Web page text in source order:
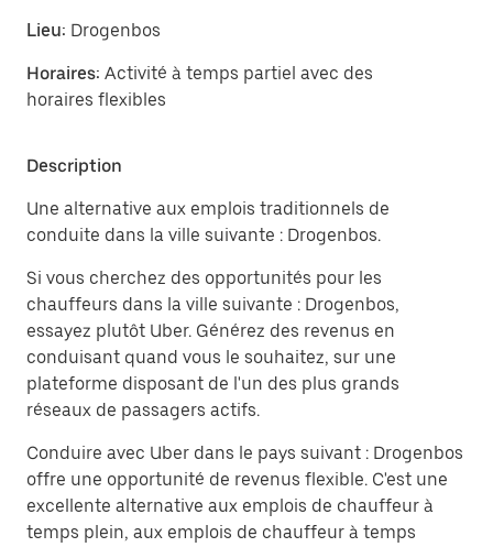
Lieu: Drogenbos
Horaires: Activité à temps partiel avec des
horaires flexibles
Description
Une alternative aux emplois traditionnels de
conduite dans la ville suivante : Drogenbos.
Si vous cherchez des opportunités pour les
chauffeurs dans la ville suivante : Drogenbos,
essayez plutôt Uber. Générez des revenus en
conduisant quand vous le souhaitez, sur une
plateforme disposant de l'un des plus grands
réseaux de passagers actifs.
Conduire avec Uber dans le pays suivant : Drogenbos
offre une opportunité de revenus flexible. C'est une
excellente alternative aux emplois de chauffeur à
temps plein, aux emplois de chauffeur à temps